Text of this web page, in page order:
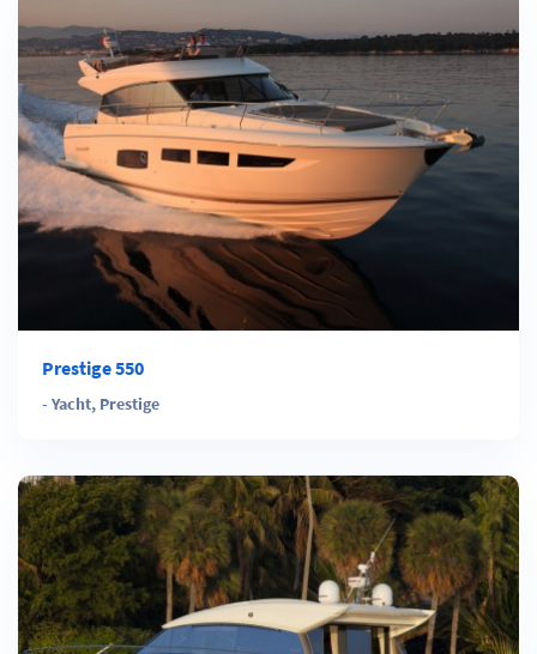
Prestige 550
- Yacht, Prestige